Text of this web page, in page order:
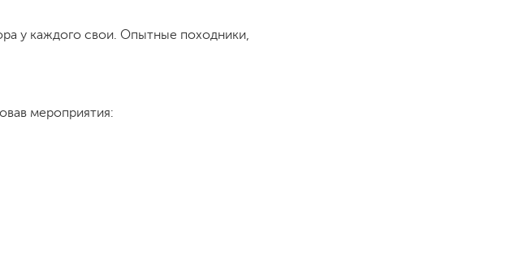
у каждого свои. Опытные походники,
мероприятия: